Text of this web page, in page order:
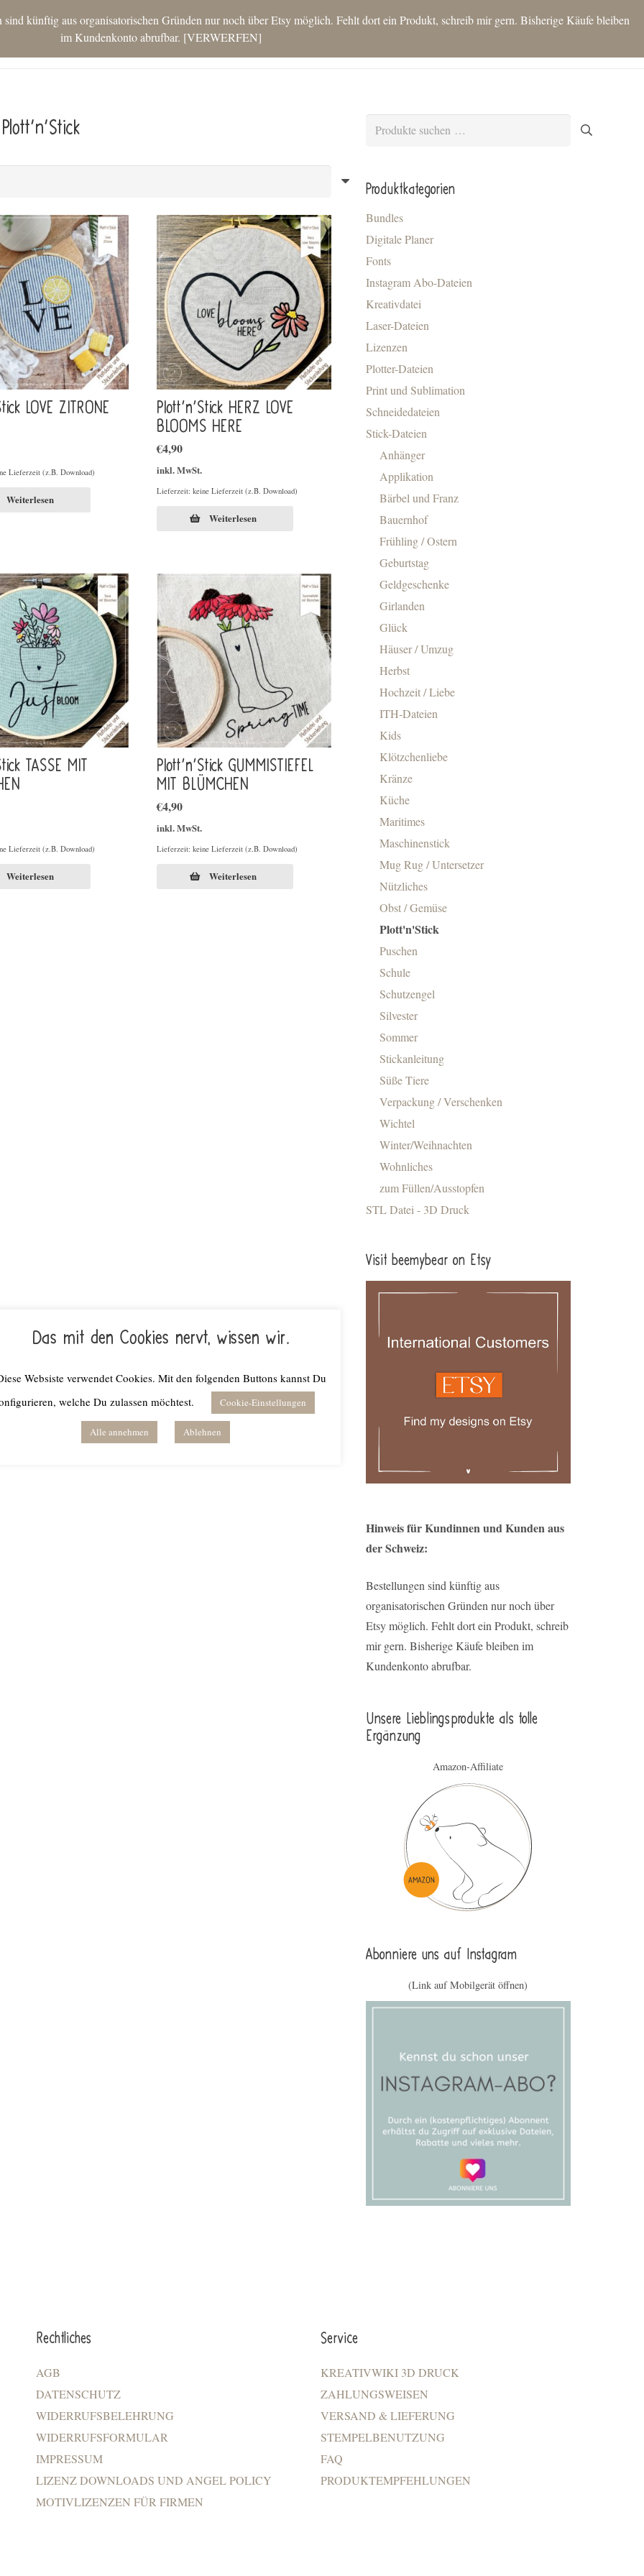
künftig aus organisatorischen Gründen nur noch über Etsy möglich. Fehlt dort ein Produkt, schreib mir gern. Bisherige Käufe bleiben
im Kundenkonto abrufbar. VERWERFEN
Plott’n’Stick
LOVE ZITRONE
Lieferzeit (z.B. Download)
Weiterlesen
Plott’n’Stick HERZ LOVE
BLOOMS HERE
€4,90
inkl. MwSt.
Lieferzeit: keine Lieferzeit (z.B. Download)
Weiterlesen
TASSE MIT
Lieferzeit (z.B. Download)
Weiterlesen
Plott’n’Stick GUMMISTIEFEL
MIT BLÜMCHEN
€4,90
inkl. MwSt.
Lieferzeit: keine Lieferzeit (z.B. Download)
Weiterlesen
Suchen
Produktkategorien
Bundles
Digitale Planer
Fonts
Instagram Abo-Dateien
Kreativdatei
Laser-Dateien
Lizenzen
Plotter-Dateien
Print und Sublimation
Schneidedateien
Stick-Dateien
Anhänger
Applikation
Bärbel und Franz
Bauernhof
Frühling / Ostern
Geburtstag
Geldgeschenke
Girlanden
Glück
Häuser / Umzug
Herbst
Hochzeit / Liebe
ITH-Dateien
Kids
Klötzchenliebe
Kränze
Küche
Maritimes
Maschinenstick
Mug Rug / Untersetzer
Nützliches
Obst / Gemüse
Plott'n'Stick
Puschen
Schule
Schutzengel
Silvester
Sommer
Stickanleitung
Süße Tiere
Verpackung / Verschenken
Wichtel
Winter/Weihnachten
Wohnliches
zum Füllen/Ausstopfen
STL Datei - 3D Druck
Visit beemybear on Etsy
Hinweis für Kundinnen und Kunden aus
der Schweiz:
Bestellungen sind künftig aus
organisatorischen Gründen nur noch über
Etsy möglich. Fehlt dort ein Produkt, schreib
mir gern. Bisherige Käufe bleiben im
Kundenkonto abrufbar.
Unsere Lieblings­pro­duk­te als tolle
Ergän­zung
Amazon-Affiliate
Abonniere uns auf Instagram
(Link auf Mobilgerät öffnen)
Rechtliches
AGB
DATENSCHUTZ
WIDERRUFSBELEHRUNG
WIDERRUFSFORMULAR
IMPRESSUM
LIZENZ DOWNLOADS UND ANGEL POLICY
MOTIVLIZENZEN FÜR FIRMEN
Service
KREATIVWIKI 3D DRUCK
ZAHLUNGSWEISEN
VERSAND & LIEFERUNG
STEMPELBENUTZUNG
FAQ
PRODUKTEMPFEHLUNGEN
Das mit den Cookies nervt, wissen wir.
Websiste verwendet Cookies. Mit den folgenden Buttons kannst Du
welche Du zulassen möchtest.
Cookie-Einstellungen
Alle annehmen Ablehnen